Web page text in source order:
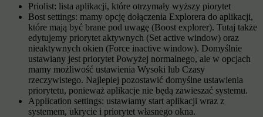
Priolist: lista aplikacji, które otrzymały wyższy piorytet
Bost settings: mamy opcję dołączenia Explorera do aplikacji,
które mają być brane pod uwagę (Boost explorer). Tutaj także
edytujemy priorytet aktywnych (Set active window) oraz
nieaktywnych okien (Force inactive window). Domyślnie
ustawiany jest priorytet Powyżej normalnego, ale w opcjach
mamy możliwość ustawienia Wysoki lub Czasy
rzeczywistego. Najlepiej pozostawić domyślne ustawienia
priorytetu, ponieważ aplikacje nie będą zawieszać systemu.
Application settings: ustawiamy start aplikacji wraz z
systemem, ukrycie i priorytet własnego okna.